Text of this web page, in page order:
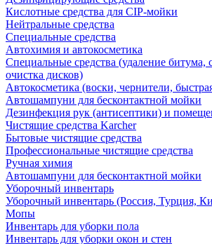
Кислотные средства для CIP-мойки
Нейтральные средства
Специальные средства
Автохимия и автокосметика
Специальные средства (удаление битума,
очистка дисков)
Автокосметика (воски, чернители,
Автошампуни для бесконтактной мойки
Дезинфекция рук (антисептики) и
Чистящие средства Karcher
Бытовые чистящие средства
Профессиональные чистящие средства
Ручная химия
Автошампуни для бесконтактной мойки
Уборочный инвентарь
Уборочный инвентарь (Россия, Турция,
Мопы
Инвентарь для уборки пола
Инвентарь для уборки окон и стен